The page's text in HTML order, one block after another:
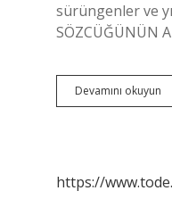
sürüngenler ve
SÖZCÜĞÜNÜN
Devamını okuyun
https://